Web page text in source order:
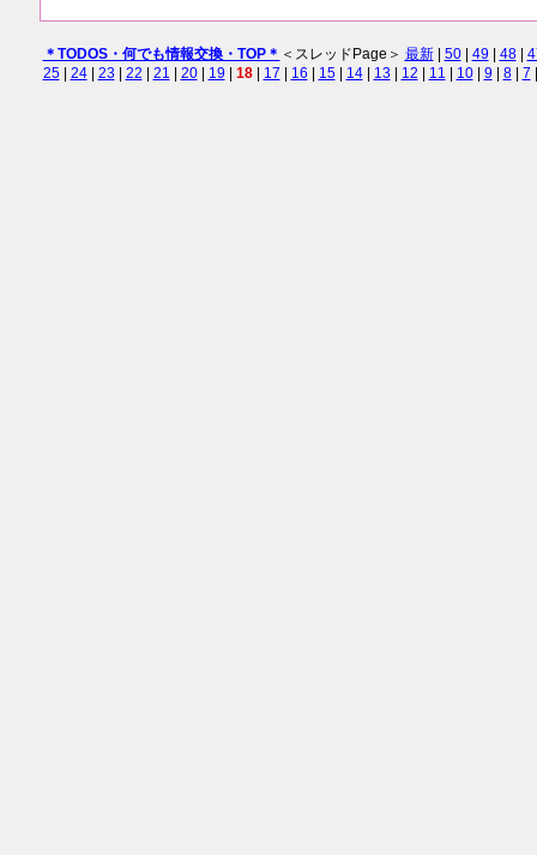
＊TODOS・何でも情報交換・TOP＊ ＜スレッドPage＞ 最新| 50| 49 48|
25| 24| 23 22 21 20| 19 18| 17 16 15| 14| 13 12 11 10| 9 8| 7